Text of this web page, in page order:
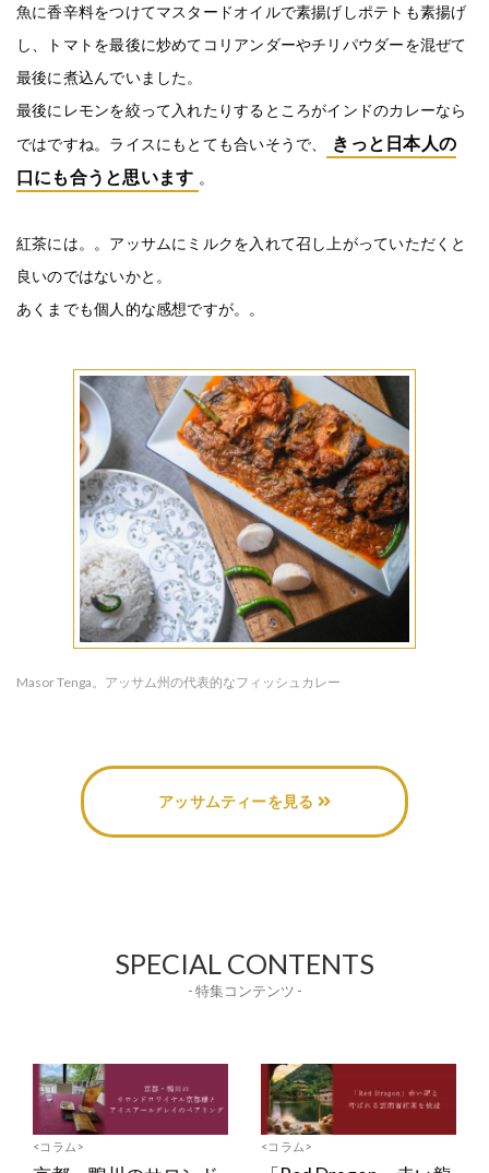
魚に香辛料をつけてマスタードオイルで素揚げしポテトも素揚げ
し、トマトを最後に炒めてコリアンダーやチリパウダーを混ぜて
最後に煮込んでいました。
最後にレモンを絞って入れたりするところがインドのカレーなら
ではですね。ライスにもとても合いそうで、
きっと日本人の
口にも合うと思います 。
紅茶には。。アッサムにミルクを入れて召し上がっていただくと
良いのではないかと。
あくまでも個人的な感想ですが。。
Masor Tenga。アッサム州の代表的なフィッシュカレー
アッサムティーを見る
SPECIAL CONTENTS
- 特集コンテンツ -
<コラム> <コラム>